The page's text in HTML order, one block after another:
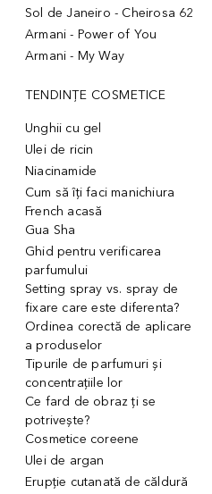
Sol de Janeiro - Cheirosa 62
Armani - Power of You
Armani - My Way
TENDINȚE COSMETICE
Unghii cu gel
Ulei de ricin
Niacinamide
Cum să îți faci manichiura
French acasă
Gua Sha
Ghid pentru verificarea
parfumului
Setting spray vs. spray de
fixare care este diferenta?
Ordinea corectă de aplicare
a produselor
Tipurile de parfumuri și
concentrațiile lor
Ce fard de obraz ți se
potrivește?
Cosmetice coreene
Ulei de argan
Erupție cutanată de căldură